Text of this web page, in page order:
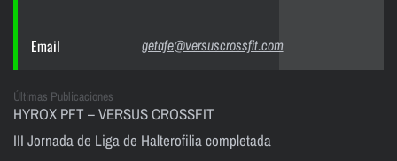
Email getafe@versuscrossfit.com
Últimas Publicaciones
HYROX PFT – VERSUS CROSSFIT
III Jornada de Liga de Halterofilia completada